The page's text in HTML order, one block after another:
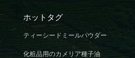
ホットタグ
ティーシードミールパウダー
化粧品用のカメリア種子油